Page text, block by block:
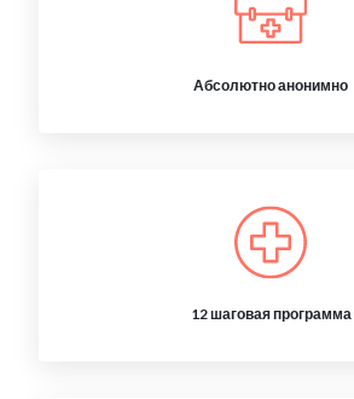
Абсолютно анонимно
12 шаговая программа